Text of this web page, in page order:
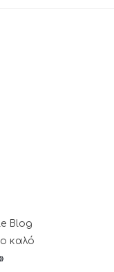
Blog
καλό